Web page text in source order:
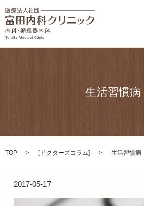
生活習慣病
TOP [ドクターズコラム] 生活習慣病
2017-05-17